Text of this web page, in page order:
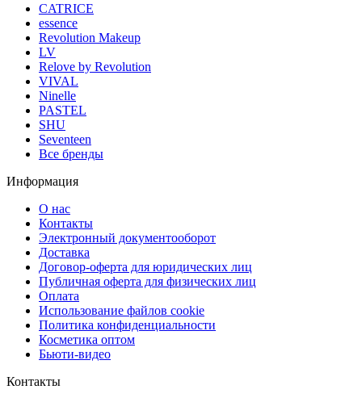
CATRICE
essence
Revolution Makeup
LV
Relove by Revolution
VIVAL
Ninelle
PASTEL
SHU
Seventeen
Все бренды
Информация
О нас
Контакты
Электронный документооборот
Доставка
Договор-оферта для юридических лиц
Публичная оферта для физических лиц
Оплата
Использование файлов cookie
Политика конфиденциальности
Косметика оптом
Бьюти-видео
Контакты